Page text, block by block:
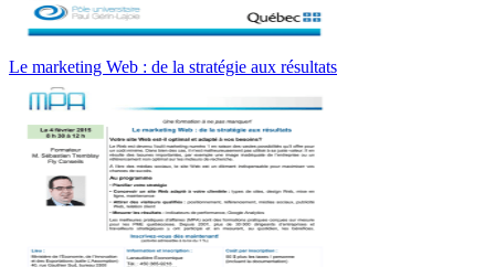
Le marketing Web : de la stratégie aux résultats